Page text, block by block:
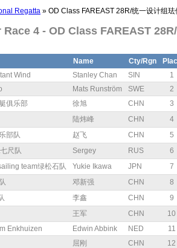
Regatta » OD Class FAREAST 28R/统一设计组
4 - OD Class FAREAST
Name Cty/Rgn
Wind Stanley Chan SIN
1
Mats Runström SWE
2
俱乐部 徐旭 CHN
3
陆炜峰 CHN
4
部队 赵飞 CHN
5
尺队 Sergey RUS
6
team绿松石队 Yukie Ikawa JPN
7
邓新强 CHN
8
李鑫 CHN
9
王军 CHN
10
Enkhuizen Edwin Abbink NED
11
屈刚 CHN
12